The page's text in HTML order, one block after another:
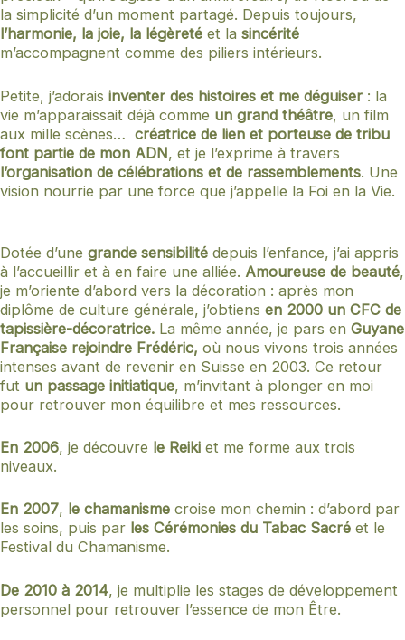
la simplicité d’un moment partagé. Depuis toujours,
l’harmonie, la joie, la légèreté et la sincérité
m’accompagnent comme des piliers intérieurs.
Petite, j’adorais inventer des histoires et me déguiser : la
vie m’apparaissait déjà comme un grand théâtre, un film
aux mille scènes… créatrice de lien et porteuse de tribu
font partie de mon ADN, et je l’exprime à travers
l’organisation de célébrations et de rassemblements. Une
vision nourrie par une force que j’appelle la Foi en la Vie.
Dotée d’une grande sensibilité depuis l’enfance, j’ai appris
à l’accueillir et à en faire une alliée. Amoureuse de beauté,
je m’oriente d’abord vers la décoration : après mon
diplôme de culture générale, j’obtiens en 2000 un CFC de
tapissière-décoratrice. La même année, je pars en Guyane
Française rejoindre Frédéric, où nous vivons trois années
intenses avant de revenir en Suisse en 2003. Ce retour
fut un passage initiatique, m’invitant à plonger en moi
pour retrouver mon équilibre et mes ressources.
En 2006, je découvre le Reiki et me forme aux trois
niveaux.
En 2007, le chamanisme croise mon chemin : d’abord par
les soins, puis par les Cérémonies du Tabac Sacré et le
Festival du Chamanisme.
De 2010 à 2014, je multiplie les stages de développement
personnel pour retrouver l’essence de mon Être.